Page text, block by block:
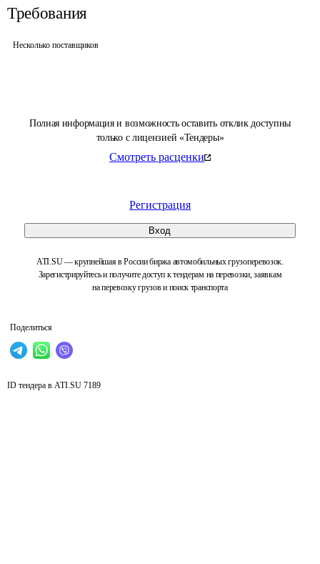
Полная информация и возможность оставить отклик доступны
только с лицензией «Тендеры»
Смотреть расценки
Регистрация
Вход
ATI.SU — крупнейшая в России биржа автомобильных грузоперевозок.
Зарегистрируйтесь и получите доступ к тендерам на перевозки, заявкам
на перевозку грузов и поиск транспорта
Поделиться
Требования
Несколько поставщиков
ID тендера в ATI.SU 7189